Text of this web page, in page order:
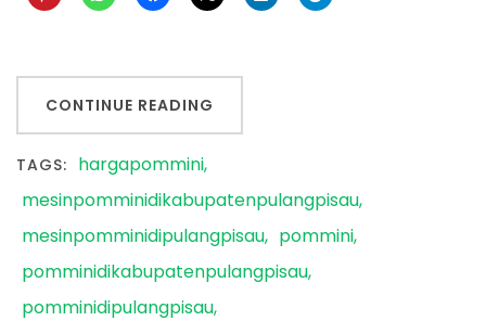
CONTINUE READING
TAGS: hargapommini
mesinpomminidikabupatenpulangpisau
mesinpomminidipulangpisau
pommini
pomminidikabupatenpulangpisau
pomminidipulangpisau